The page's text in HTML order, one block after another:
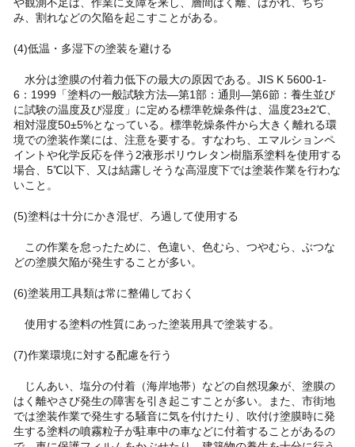
み、割れなどの欠陥を起こすことがある。
(4)低温・多湿下の塗装を避ける
水分は塗膜の付着力低下の最大の原因である。JIS K 5600-1-
6：1999「塗料の一般試験方法―第1部：通則―第6節：養生並び
に試験の温度及び湿度」に定める標準乾燥条件は、温度23±2℃、
相対湿度50±5%となっている。標準乾燥条件から大きく離れる環
境での塗装作業には、注意を要する。すなわち、エマルションペ
イントや化学反応を伴う2液形ポリウレタン樹脂系塗料を使用する
場合、5℃以下、又は結露しそうな高湿度下では塗装作業を行わな
いこと。
(5)塗料は十分にかき混ぜ、ろ過して使用する
この作業を怠ったために、色違い、色むら、つやむら、ぶつな
どの塗膜欠陥が発生することが多い。
(6)塗装用工具類は常に整備しておく
使用する塗料の性質にあった塗装用具で塗装する。
(7)作業環境に対する配慮を行う
じんあい、塩分の付着（海岸地帯）などの自然現象が、塗膜の
はく離やさび発生の障害を引き起こすことが多い。また、市街地
では塗装作業で発生する騒音に気を付けたり、吹付け塗膜時に発
生する塗料の噴霧粒子が駐車中の車などに付着することがあるの